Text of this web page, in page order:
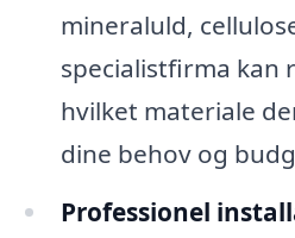
mineraluld,
specialistfirma kan
hvilket materiale
dine behov og
Professionel